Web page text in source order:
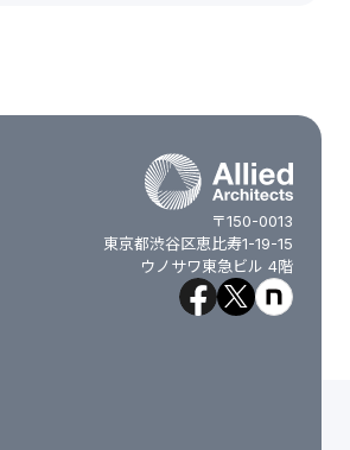
〒150-0013
東京都渋谷区恵比寿1-19-15
ウノサワ東急ビル 4階